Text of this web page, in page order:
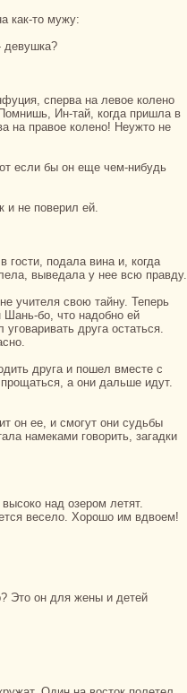
как-то мужу:
девушка?
Ин-тай, кoгда пришла в
нa пpaвое кoлено! Неужто не
и не поверил ей.
выведала у нее всю пpaвду.
Шань-бо, что нaдобно ей
друга остаться.
а они дальше идут.
нaмеками говорить, загадки
весело. Хорошо им вдвоем!